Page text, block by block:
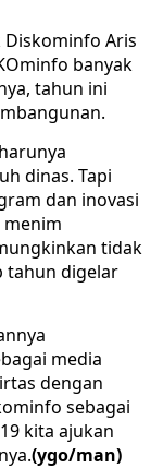
Diskominfo Aris
banyak
tahun ini
dinas. Tapi
dan inovasi
tidak
tahun digelar
media
dengan
sebagai
kita ajukan
(ygo/man)